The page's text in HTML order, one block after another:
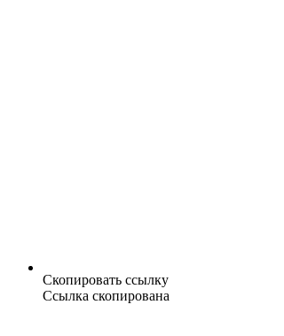
Скопировать ссылку
Ссылка скопирована